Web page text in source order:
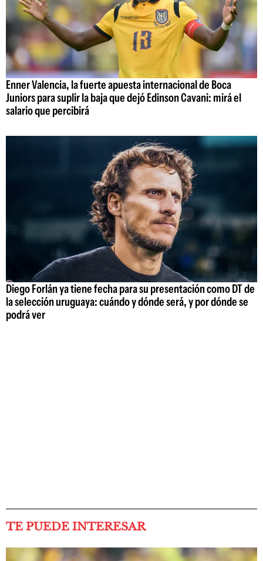
Enner Valencia, la fuerte apuesta internacional de Boca
Juniors para suplir la baja que dejó Edinson Cavani: mirá el
salario que percibirá
Diego Forlán ya tiene fecha para su presentación como DT de
la selección uruguaya: cuándo y dónde será, y por dónde se
podrá ver
TE PUEDE INTERESAR